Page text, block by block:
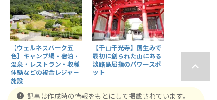
【ウェルネスパーク五
色】キャンプ場・宿泊・
温泉・レストラン・収穫
体験などの複合レジャー
施設
【千山千光寺】国生みで
最初に創られた山にある
淡路島屈指のパワースポ
ット
記事は作成時の情報をもとにして掲載されています。